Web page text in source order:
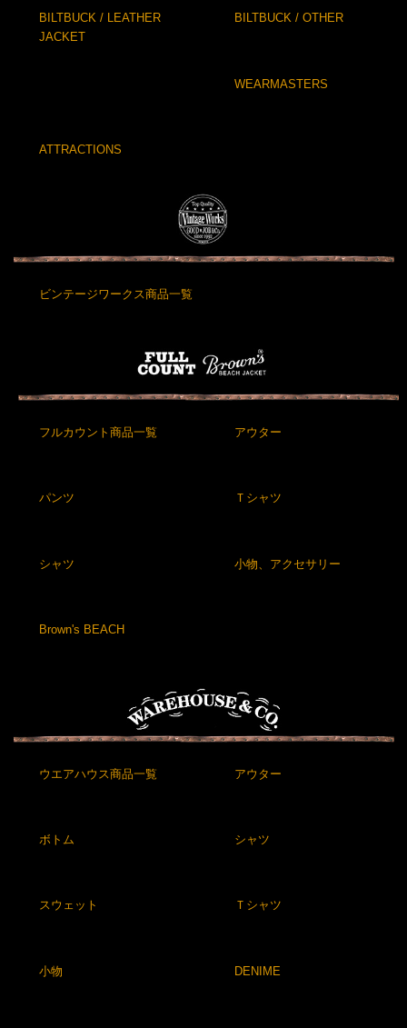
BILTBUCK / LEATHER
JACKET
BILTBUCK / OTHER
WEARMASTERS
ATTRACTIONS
ビンテージワークス商品一覧
フルカウント商品一覧 アウター
パンツ Ｔシャツ
シャツ 小物、アクセサリー
Brown's BEACH
ウエアハウス商品一覧 アウター
ボトム シャツ
スウェット Ｔシャツ
小物 DENIME